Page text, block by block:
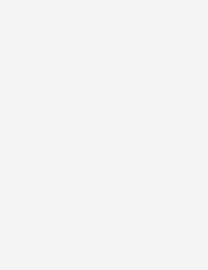
dynamische Verglasungen
weiter zu optimieren gilt.
, Licht- und
Antwort. Diese Fassaden
Gläsern, die sich an die
Lesen Sie weiter, warum adaptive
einer optimierten